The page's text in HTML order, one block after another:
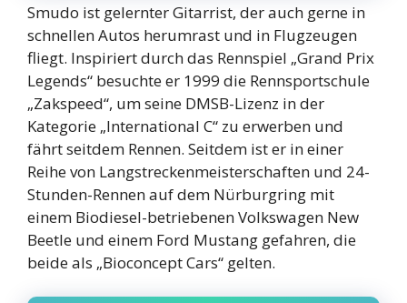
Smudo ist gelernter Gitarrist, der auch gerne in
schnellen Autos herumrast und in Flugzeugen
fliegt. Inspiriert durch das Rennspiel „Grand Prix
Legends“ besuchte er 1999 die Rennsportschule
„Zakspeed“, um seine DMSB-Lizenz in der
Kategorie „International C“ zu erwerben und
fährt seitdem Rennen. Seitdem ist er in einer
Reihe von Langstreckenmeisterschaften und 24-
Stunden-Rennen auf dem Nürburgring mit
einem Biodiesel-betriebenen Volkswagen New
Beetle und einem Ford Mustang gefahren, die
beide als „Bioconcept Cars“ gelten.